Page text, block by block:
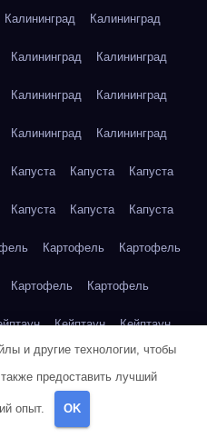
Калининград Калининград
Калининград Калининград
Калининград Калининград
Калининград Калининград
Капуста Капуста Капуста
Капуста Капуста Капуста
Картофель Картофель
Картофель Картофель
Кейптаун Кейптаун
Кейптаун
и другие технологии, чтобы
предоставить лучший
опыт. OK